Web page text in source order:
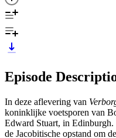
Episode
In deze aflevering van
koninklijke voetsporen van
Edward Stuart, in Edinburgh.
de Jacobitische opstand om